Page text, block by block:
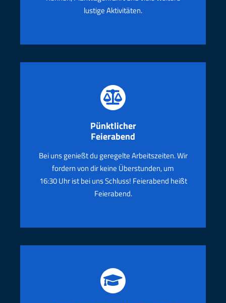
lustige Aktivitäten.
Pünktlicher
Feierabend
Bei uns genießt du geregelte Arbeitszeiten. Wir
fordern von dirkeine Überstunden, um
16:30 Uhr ist bei uns Schluss! Feierabend heißt
Feierabend.